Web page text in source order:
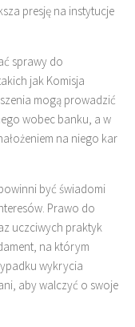
presję na instytucje
sprawy do
jak Komisja
mogą prowadzić
wobec banku, a w
na niego kar
być świadomi
Prawo do
uczciwych praktyk
na którym
wykrycia
aby walczyć o swoje